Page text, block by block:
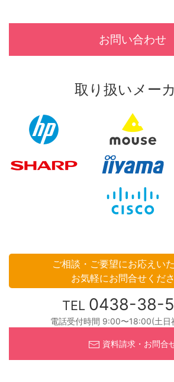
お問い合わせ
取り扱いメー
ご相談・ご要望にお応えいた
お気軽にお問合せくださ
TEL 0438-38-
電話受付時間 9:00〜18:00(土日
資料請求・お問合